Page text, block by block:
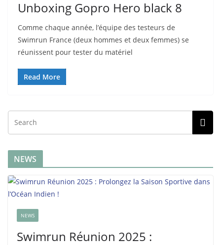
Unboxing Gopro Hero black 8
Comme chaque année, l’équipe des testeurs de
Swimrun France (deux hommes et deux femmes) se
réunissent pour tester du matériel
Read More
NEWS
NEWS
Swimrun Réunion 2025 :